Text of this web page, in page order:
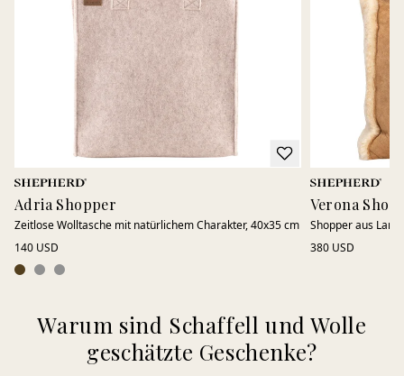
Adria Shopper
Zeitlose Wolltasche mit natürlichem Charakter, 40x35 cm
140 USD
Verona
Shopper aus
380 USD
Warum sind Schaffell und Wolle
geschätzte Geschenke?